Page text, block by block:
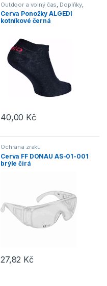
Outdoor a volný čas Doplňky
Ponožky
Cerva Ponožky ALGEDI
kotníkové černá
40,00 Kč
Tento produkt má více
Ochrana zraku
Cerva FF DONAU AS-01-001
brýle čirá
27,82 Kč